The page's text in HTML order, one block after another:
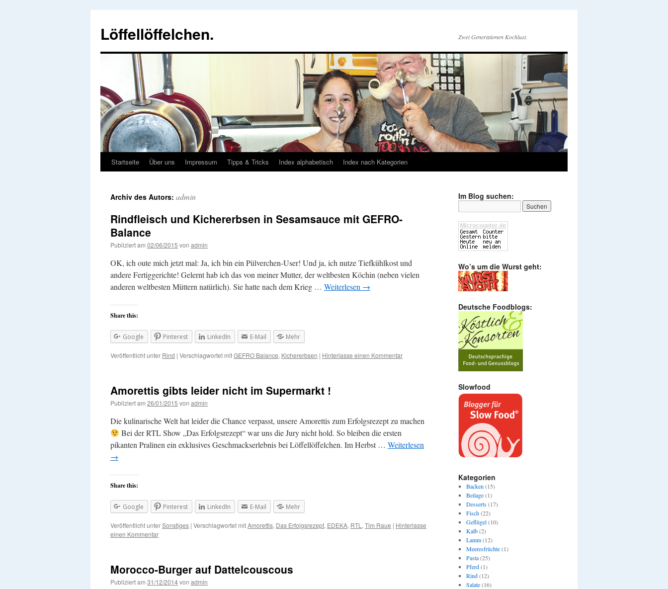
Löffellöffelchen. Zwei Generationen Kochlust.
Startseite Über uns Impressum Tipps & Tricks Index alphabetisch Index nach Kategorien
Archiv des Autors: admin
Rindfleisch und Kichererbsen in Sesamsauce mit GEFRO-
Balance
Publiziert am 02/06/2015 von admin
OK, ich oute mich jetzt mal: Ja, ich bin ein Pülverchen-User! Und ja, ich nutze Tiefkühlkost und
andere Fertiggerichte! Gelernt hab ich das von meiner Mutter, der weltbesten Köchin (neben vielen
anderen weltbesten Müttern natürlich). Sie hatte nach dem Krieg … Weiterlesen →
Share this:
Google Pinterest LinkedIn E-Mail Mehr
Veröffentlicht unter Rind | Verschlagwortet mitGEFRO Balance, Kichererbsen | Hinterlasse einen Kommentar
Amorettis gibts leider nicht im Supermarkt !
Publiziert am 26/01/2015 von admin
Die kulinarische Welt hat leider die Chance verpasst, unsere Amorettis zum Erfolgsrezept zu machen
Bei der RTL Show „Das Erfolgsrezept“ war uns die Jury nicht hold. So bleiben die ersten
pikanten Pralinen ein exklusives Geschmackserlebnis bei Löffellöffelchen. Im Herbst … Weiterlesen
→
Share this:
Google Pinterest LinkedIn E-Mail Mehr
Veröffentlicht unterSonstiges | Verschlagwortet mitAmorettis, Das Erfolgsrezept, EDEKA, RTL , Tim Raue | Hinterlasse
einen Kommentar
Morocco-Burger auf Dattelcouscous
Publiziert am 31/12/2014von admin
Im Blog suchen:
Wo’s um die Wurst geht:
Deutsche Foodblogs:
Slowfood
Kategorien
Backen (15)
Beilage(1)
Desserts(17)
Fisch(22)
Geflügel(10)
Kalb(2)
Lamm(12)
Meeresfrüchte(1)
Pasta(25)
Pferd(1)
Rind(12)
Salate(16)